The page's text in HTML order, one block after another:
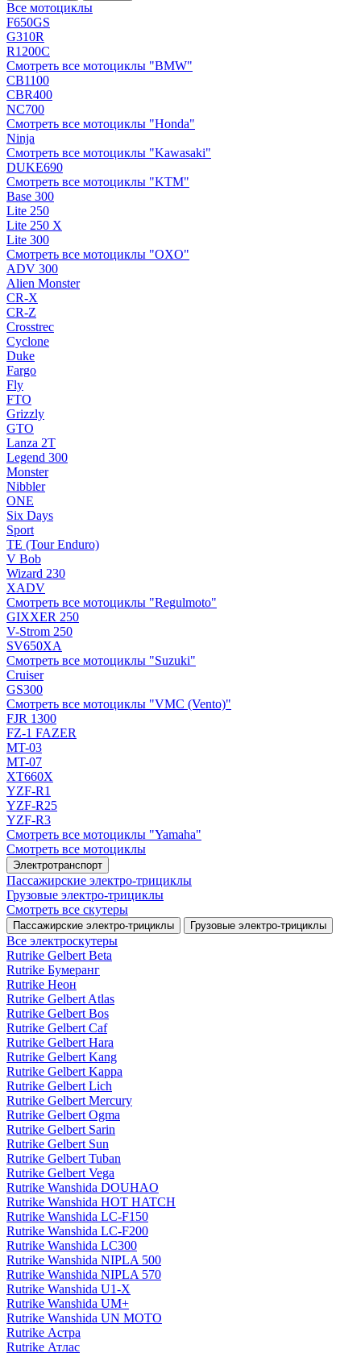
Все мотоциклы
F650GS
G310R
R1200C
Смотреть все мотоциклы "BMW"
CB1100
CBR400
NC700
Смотреть все мотоциклы "Honda"
Ninja
Смотреть все мотоциклы "Kawasaki"
DUKE690
Смотреть все мотоциклы "KTM"
Base 300
Lite 250
Lite 250 X
Lite 300
Смотреть все мотоциклы "OXO"
ADV 300
Alien Monster
CR-X
CR-Z
Crosstrec
Cyclone
Duke
Fargo
Fly
FTO
Grizzly
GTO
Lanza 2T
Legend 300
Monster
Nibbler
ONE
Six Days
Sport
TE (Tour Enduro)
V Bob
Wizard 230
XADV
Смотреть все мотоциклы "Regulmoto"
GIXXER 250
V-Strom 250
SV650XA
Смотреть все мотоциклы "Suzuki"
Cruiser
GS300
Смотреть все мотоциклы "VMC (Vento)"
FJR 1300
FZ-1 FAZER
MT-03
MT-07
XT660X
YZF-R1
YZF-R25
YZF-R3
Смотреть все мотоциклы "Yamaha"
Смотреть все мотоциклы
Электротранспорт
Пассажирские электро‑трициклы
Грузовые электро‑трициклы
Смотреть все скутеры
Пассажирские электро‑трициклы Грузовые электро‑трициклы
Все электро­скутеры
Rutrike Gelbert Beta
Rutrike Бумеранг
Rutrike Неон
Rutrike Gelbert Atlas
Rutrike Gelbert Bos
Rutrike Gelbert Caf
Rutrike Gelbert Hara
Rutrike Gelbert Kang
Rutrike Gelbert Kappa
Rutrike Gelbert Lich
Rutrike Gelbert Mercury
Rutrike Gelbert Ogma
Rutrike Gelbert Sarin
Rutrike Gelbert Sun
Rutrike Gelbert Tuban
Rutrike Gelbert Vega
Rutrike Wanshida DOUHAO
Rutrike Wanshida HOT HATCH
Rutrike Wanshida LC-F150
Rutrike Wanshida LC-F200
Rutrike Wanshida LC300
Rutrike Wanshida NIPLA 500
Rutrike Wanshida NIPLA 570
Rutrike Wanshida U1-X
Rutrike Wanshida UM+
Rutrike Wanshida UN MOTO
Rutrike Астра
Rutrike Атлас